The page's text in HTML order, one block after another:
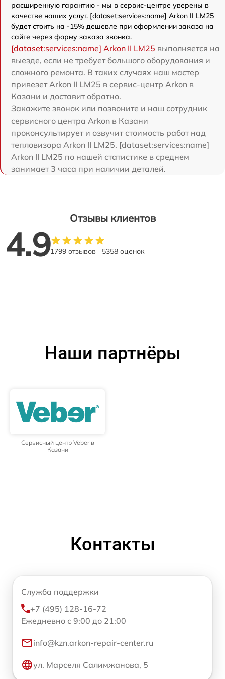
расширенную гарантию - мы в сервис-центре уверены в
качестве наших услуг. [dataset:services:name] Arkon II LM25
будет стоить на -15% дешевле при оформлении заказа на
сайте через форму заказа звонка.
[dataset:services:name] Arkon II LM25 выполняется на
выезде, если не требует большого оборудования и
сложного ремонта. В таких случаях наш мастер
привезет Arkon II LM25 в сервис-центр Arkon в
Казани и доставит обратно.
Закажите звонок или позвоните и наш сотрудник
сервисного центра Arkon в Казани
проконсультирует и озвучит стоимость работ над
тепловизора Arkon II LM25. [dataset:services:name]
Arkon II LM25 по нашей статистике в среднем
занимает 3 часа при наличии деталей.
Отзывы клиентов
4.91799 отзывов 5358 оценок
Наши партнёры
Сервисный центр Veber в
Казани
Контакты
Служба поддержки
+7 (495) 128-16-72
Ежедневно с 9:00 до 21:00
info@kzn.arkon-repair-center.ru
ул. Марселя Салимжанова, 5